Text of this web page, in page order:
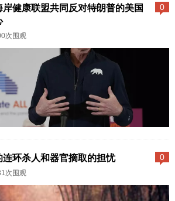
展区荟萃近千件民间古代艺术珍
后周御制柴窑葫芦瓶釉色莹润，
揭开官窑秘史；享有“明瓷第一
杯”美誉的大明成化斗彩鸡缸杯，
成为现场人气焦点...
阿德耶米呼吁联邦政府修订食品
一创新在全球范围内已经得到认
可。阿德耶米在韩国研究生研究
期间开发了一种名为KFS-EC3的
溶菌性噬菌体，他解释说，噬菌
体，通常被称为“好病毒”，可以自
出，KFS-EC3因其能够同时靶向
而与众不同，这三种细菌是食物
0
健康联盟共同反对特朗普的美国
次围观
合作创建西海岸健康联盟，提供
基于科学的疫苗建议。这一行动
是在罗伯特·F·肯尼迪·Jr.解雇了美
0
环杀人和器官摘取的担忧
次围观